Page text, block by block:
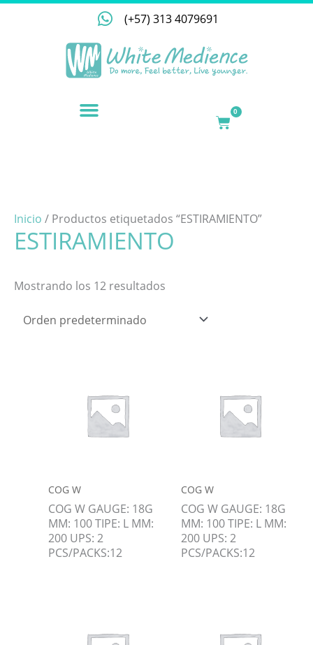
Ir
(+57) 313 4079691
0
CART
Inicio / Productos etiquetados “ESTIRAMIENTO”
ESTIRAMIENTO
Mostrando los 12 resultados
COG W
COG W GAUGE: 18G
MM: 100 TIPE: L MM:
200 UPS: 2
PCS/PACKS:12
COG W
COG W GAUGE: 18G
MM: 100 TIPE: L MM:
200 UPS: 2
PCS/PACKS:12